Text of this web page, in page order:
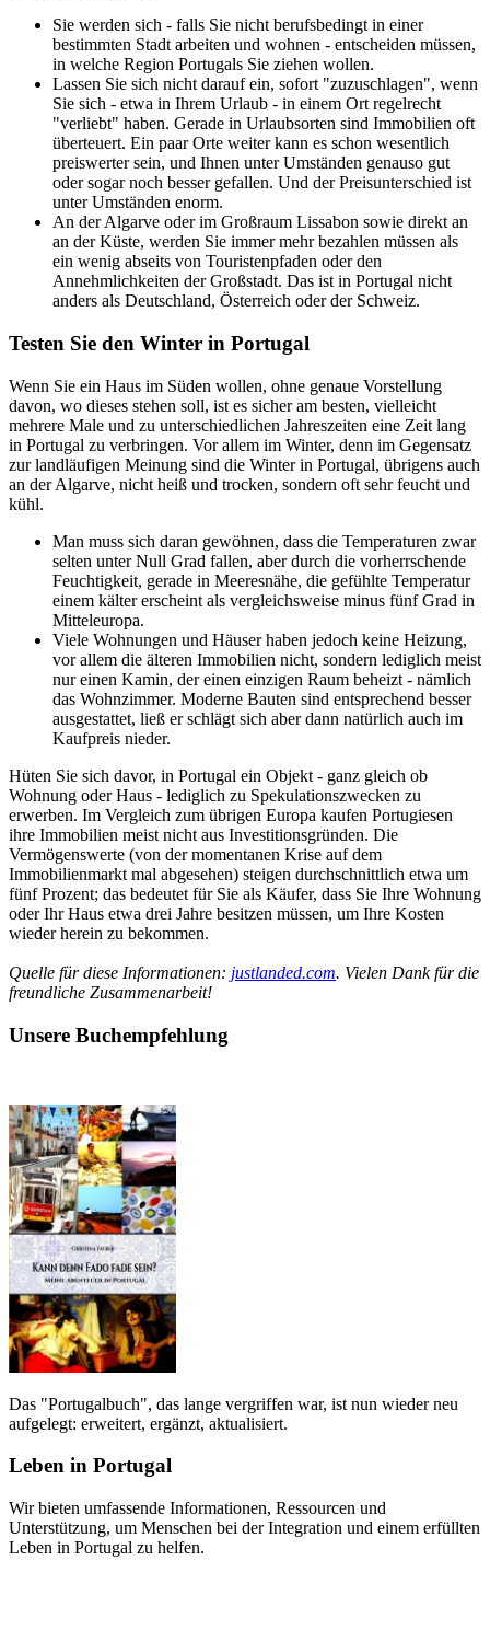
Sie werden sich - falls Sie nicht berufsbedingt in einer
bestimmten Stadt arbeiten und wohnen - entscheiden müssen,
in welche Region Portugals Sie ziehen wollen.
Lassen Sie sich nicht darauf ein, sofort "zuzuschlagen", wenn
Sie sich - etwa in Ihrem Urlaub - in einem Ort regelrecht
"verliebt" haben. Gerade in Urlaubsorten sind Immobilien oft
überteuert. Ein paar Orte weiter kann es schon wesentlich
preiswerter sein, und Ihnen unter Umständen genauso gut
oder sogar noch besser gefallen. Und der Preisunterschied ist
unter Umständen enorm.
An der Algarve oder im Großraum Lissabon sowie direkt an
an der Küste, werden Sie immer mehr bezahlen müssen als
ein wenig abseits von Touristenpfaden oder den
Annehmlichkeiten der Großstadt. Das ist in Portugal nicht
anders als Deutschland, Österreich oder der Schweiz.
Testen Sie den Winter in Portugal
Wenn Sie ein Haus im Süden wollen, ohne genaue Vorstellung
davon, wo dieses stehen soll, ist es sicher am besten, vielleicht
mehrere Male und zu unterschiedlichen Jahreszeiten eine Zeit lang
in Portugal zu verbringen. Vor allem im Winter, denn im Gegensatz
zur landläufigen Meinung sind die Winter in Portugal, übrigens auch
an der Algarve, nicht heiß und trocken, sondern oft sehr feucht und
kühl.
Man muss sich daran gewöhnen, dass die Temperaturen zwar
selten unter Null Grad fallen, aber durch die vorherrschende
Feuchtigkeit, gerade in Meeresnähe, die gefühlte Temperatur
einem kälter erscheint als vergleichsweise minus fünf Grad in
Mitteleuropa.
Viele Wohnungen und Häuser haben jedoch keine Heizung,
vor allem die älteren Immobilien nicht, sondern lediglich meist
nur einen Kamin, der einen einzigen Raum beheizt - nämlich
das Wohnzimmer. Moderne Bauten sind entsprechend besser
ausgestattet, ließ er schlägt sich aber dann natürlich auch im
Kaufpreis nieder.
Hüten Sie sich davor, in Portugal ein Objekt - ganz gleich ob
Wohnung oder Haus - lediglich zu Spekulationszwecken zu
erwerben. Im Vergleich zum übrigen Europa kaufen Portugiesen
ihre Immobilien meist nicht aus Investitionsgründen. Die
Vermögenswerte (von der momentanen Krise auf dem
Immobilienmarkt mal abgesehen) steigen durchschnittlich etwa um
fünf Prozent; das bedeutet für Sie als Käufer, dass Sie Ihre Wohnung
oder Ihr Haus etwa drei Jahre besitzen müssen, um Ihre Kosten
wieder herein zu bekommen.
Quelle für diese Informationen: justlanded.com. Vielen Dank für die
freundliche Zusammenarbeit!
Unsere Buchempfehlung
Das "Portugalbuch", das lange vergriffen war, ist nun wieder neu
aufgelegt: erweitert, ergänzt, aktualisiert.
Leben in Portugal
Wir bieten umfassende Informationen, Ressourcen und
Unterstützung, um Menschen bei der Integration und einem erfüllten
Leben in Portugal zu helfen.